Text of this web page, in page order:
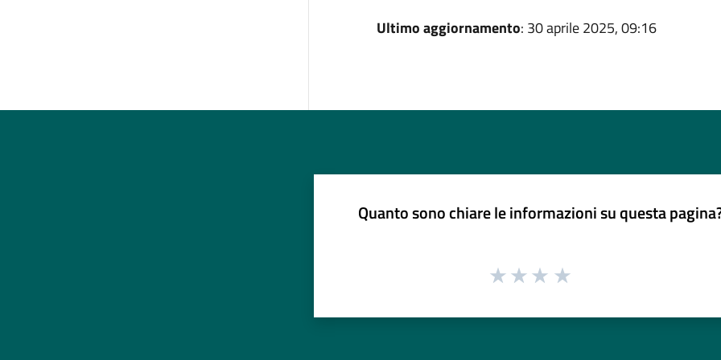
Ultimo aggiornamento: 30 aprile 2025, 09:16
Quanto sono chiare le informazioni su questa